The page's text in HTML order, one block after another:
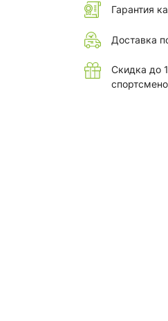
Гарантия
Доставка
Скидка до